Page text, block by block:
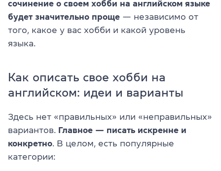
сочинение о своем хобби на английском языке
будет значительно проще — независимо от
того, какое у вас хобби и какой уровень
языка.
Как описать свое хобби на
английском: идеи и варианты
Здесь нет «правильных» или «неправильных»
вариантов. Главное — писать искренне и
конкретно . В целом, есть популярные
категории: